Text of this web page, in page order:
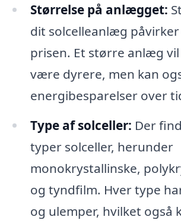
Størrelse på anlægget:
dit solcelleanlæg
prisen. Et større anlæg
være dyrere, men kan
energibesparelser over
Type af solceller: Der
typer solceller, herunder
monokrystallinske,
og tyndfilm. Hver type
og ulemper, hvilket også